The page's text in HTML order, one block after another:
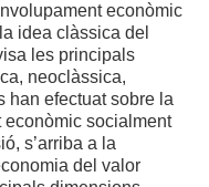
econòmic
idea clàssica del
les principals
neoclàssica,
han efectuat sobre la
econòmic socialment
s’arriba a la
del valor